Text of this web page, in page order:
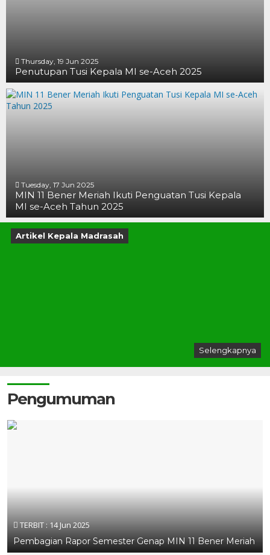
Thursday, 19 Jun 2025
Penutupan Tusi Kepala MI se-Aceh 2025
Tuesday, 17 Jun 2025
MIN 11 Bener Meriah Ikuti Penguatan Tusi Kepala
MI se-Aceh Tahun 2025
Artikel Kepala Madrasah
Selengkapnya
Pengumuman
TERBIT : 14 Jun 2025
Pembagian Rapor Semester Genap MIN 11 Bener Meriah